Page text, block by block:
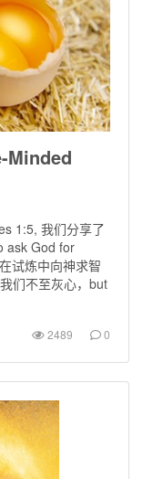
Minded
1:5, 我们分享了
ask God for
试炼中向神求智
们不至灰心，but
2489 0